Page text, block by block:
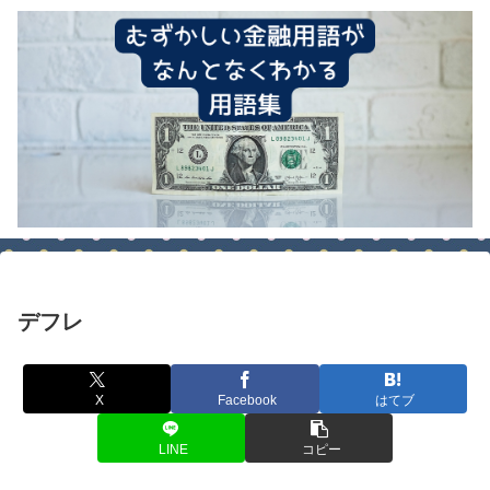
デフレ
X Facebook はてブ
LINE コピー